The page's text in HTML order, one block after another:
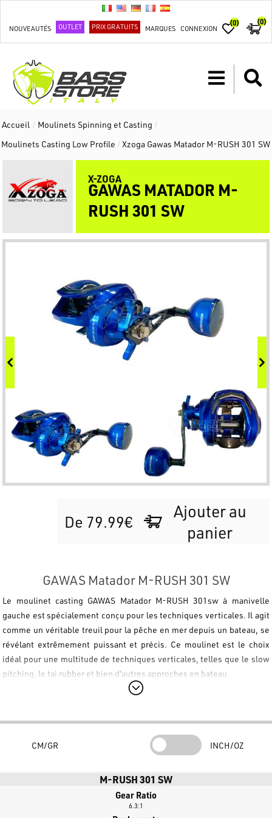
NOUVEAUTÉS OUTLET PRIX GRATUITS MARQUES CONNEXION
(0) (0)
Accueil / Moulinets Spinning et Casting /
Moulinets Casting Low Profile /Xzoga Gawas Matador M-RUSH 301 SW
X-ZOGA
GAWAS MATADOR M-
RUSH 301 SW
De 79.99€
Ajouter au
panier
GAWAS Matador M-RUSH 301 SW
Le moulinet casting GAWAS Matador M-RUSH 301sw à manivelle
gauche est spécialement conçu pour les techniques verticales. Il agit
comme un véritable treuil pour la pêche en mer depuis un bateau, se
révélant extrêmement puissant et précis. Ce moulinet est le choix
idéal pour une multitude de techniques verticales, telles que le slow
pitching , letai rubber et bien d'autres approches en bateau.
Doté de 5 roulements à billes japonais blindés et d'un roulement à
fluide et hautement fiable dans toutes iessituations. Construit avec
un corps en graphite à haute rigidité et résistant à la corrosion, ce
moulinet intègre des engrenages de commande et des pignons en
combats. Le frein ultra-fluide de 7 kg est soutenu par le système
Exciting Drag Sound, qui émet un clic audible et
excitant lorsque le poisson prend du fil. Pour compléter ce chef-
CM/GR INCH/OZ
M-RUSH 301 SW
Gear Ratio
6.3:1